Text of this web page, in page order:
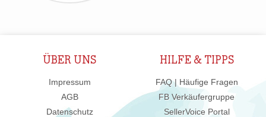
ÜBER UNS
Impressum
AGB
Datenschutz
HILFE & TIPPS
FAQ | Häufige Fragen
FB Verkäufergruppe
SellerVoice Portal